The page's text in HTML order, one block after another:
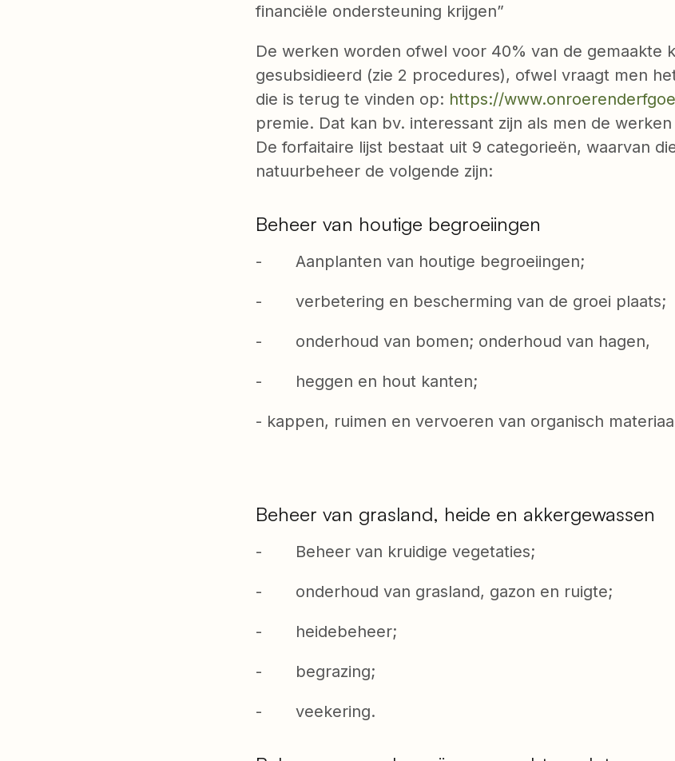
financiële ondersteuning krijgen”
De werken worden ofwel voor 40% van de gemaakte
gesubsidieerd (zie 2 procedures), ofwel vraagt men
die is terug te vinden op: https://
premie. Dat kan bv. interessant zijn als men de
De forfaitaire lijst bestaat uit 9 categorieën, waarvan
natuurbeheer de volgende zijn:
Beheer van houtige begroeiingen
- Aanplanten van houtige begroeiingen;
- verbetering en bescherming van de groei plaats;
- onderhoud van bomen; onderhoud van hagen,
- heggen en hout kanten;
- kappen, ruimen en vervoeren van organisch
Beheer van grasland, heide en akkergewassen
- Beheer van kruidige vegetaties;
- onderhoud van grasland, gazon en ruigte;
- heidebeheer;
- begrazing;
- veekering.